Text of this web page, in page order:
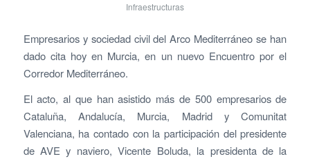
Infraestructuras
Empresarios y sociedad civil del Arco Mediterráneo se han
dado cita hoy en Murcia, en un nuevo Encuentro por el
Corredor Mediterráneo.
El acto, al que han asistido más de 500 empresarios de
Cataluña, Andalucía, Murcia, Madrid y Comunitat
Valenciana, ha contado con la participación del presidente
de AVE y naviero, Vicente Boluda, la presidenta de la